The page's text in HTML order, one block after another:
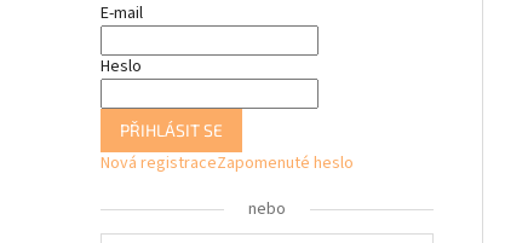
E-mail
Heslo
PŘIHLÁSIT SE
Nová registraceZapomenuté heslo
nebo